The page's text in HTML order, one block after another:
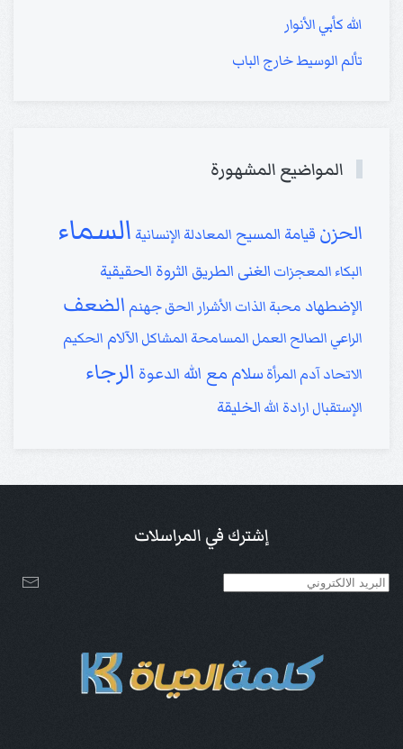
الله كأبي الأنوار
تألم الوسيط خارج الباب
المواضيع المشهورة
الحزن قيامة المسيح المعادلة الإنسانية السماء
البكاء المعجزات الغنى الطريق الثروة الحقيقية
الإضطهاد محبة الذات الأشرار الحقجهنم الضعف
الراعي الصالح العمل المسامحة المشاكل الآلام الحكيم
الاتحادآدم المرأةسلام مع الله الدعوة الرجاء
الإستقبال ارادة الله الخليقة
إشترك في المراسلات